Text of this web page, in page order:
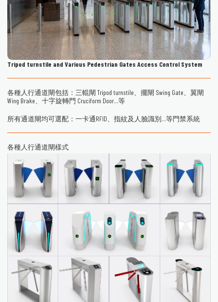
Tripod turnstile and Various Pedestrian Gates Access Control System
各種人行通道閘包括：三輥閘 Tripod turnstile、擺閘 Swing Gate、翼閘
Wing Brake、十字旋轉門 Cruciform Door...等
所有通道閘均可選配：一卡通RFID、指紋及人臉識別...等門禁系統
各種人行通道閘樣式